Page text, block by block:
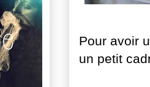
Pour avoir
un petit